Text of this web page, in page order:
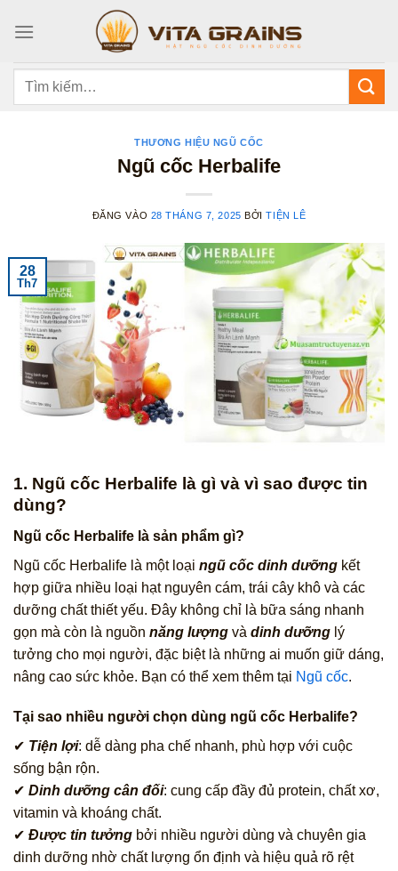
qua
Tìm
THƯƠNG HIỆU NGŨ CỐC
Ngũ cốc Herbalife
ĐĂNG VÀO 28 THÁNG 7, 2025 BỞITIỆN LÊ
28
Th7
1. Ngũ cốc Herbalife là gì và vì sao được tin
dùng?
Ngũ cốc Herbalife là sản phẩm gì?
Ngũ cốc Herbalife là một loại ngũ cốc dinh dưỡng kết
hợp giữa nhiều loại hạt nguyên cám, trái cây khô và các
dưỡng chất thiết yếu. Đây không chỉ là bữa sáng nhanh
gọn mà còn là nguồn năng lượng và dinh dưỡng lý
tưởng cho mọi người, đặc biệt là những ai muốn giữ dáng,
nâng cao sức khỏe. Bạn có thể xem thêm tại Ngũ cốc.
Tại sao nhiều người chọn dùng ngũ cốc Herbalife?
✔ Tiện lợi: dễ dàng pha chế nhanh, phù hợp với cuộc
sống bận rộn.
✔ Dinh dưỡng cân đối: cung cấp đầy đủ protein, chất xơ,
vitamin và khoáng chất.
✔ Được tin tưởng bởi nhiều người dùng và chuyên gia
dinh dưỡng nhờ chất lượng ổn định và hiệu quả rõ rệt